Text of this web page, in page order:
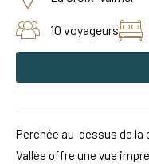
10 voyageurs
Perchée au-dessus de la
Vallée offre une vue